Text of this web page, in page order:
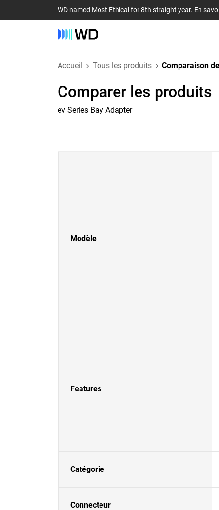
WD named Most Ethical for 8th straight year. En
Accueil Tous les produits Comparaison
Comparer les produits
ev Series Bay Adapter
Modèle
Features
Catégorie
Connecteur